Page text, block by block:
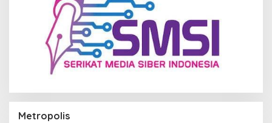
Metropolis